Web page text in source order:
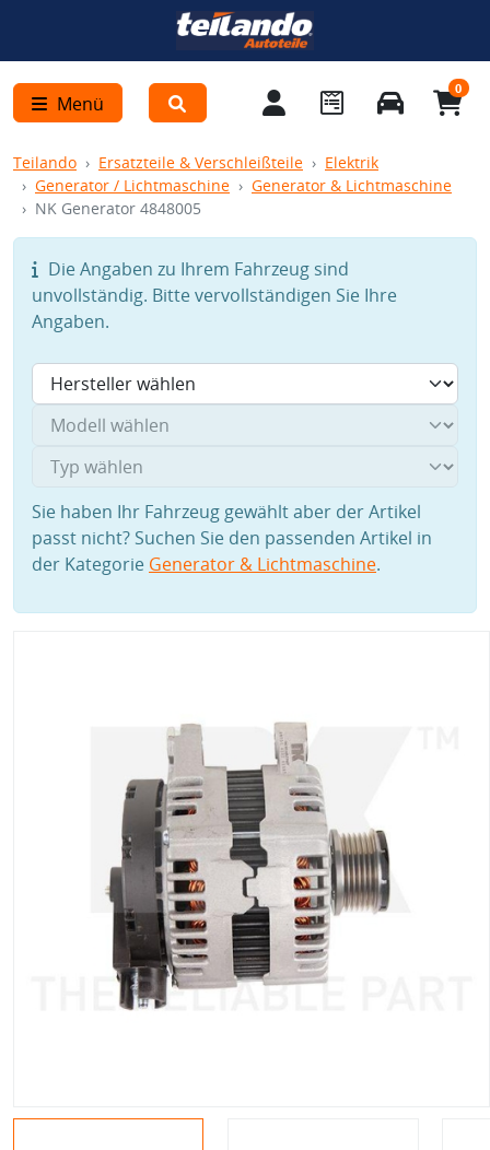
Menü
0
Teilando Ersatzteile & Verschleißteile
Elektrik
Generator / Lichtmaschine
Generator & Lichtmaschine
NK Generator 4848005
Die Angaben zu Ihrem Fahrzeug sind
unvollständig. Bitte vervollständigen Sie Ihre
Angaben.
Sie haben Ihr Fahrzeug gewählt aber der Artikel
passt nicht? Suchen Sie den passenden Artikel in
der Kategorie Generator & Lichtmaschine.